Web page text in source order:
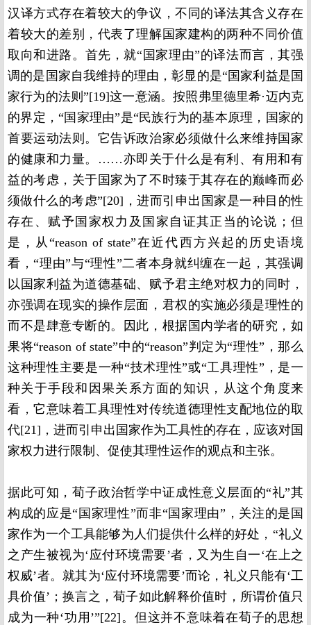
汉译方式存在着较大的争议，不同的译法其含义存在
着较大的差别，代表了理解国家建构的两种不同价值
取向和进路。首先，就“国家理由”的译法而言，其强
调的是国家自我维持的理由，彰显的是“国家利益是国
家行为的法则”[19]这一意涵。按照弗里德里希·迈内克
的界定，“国家理由”是“民族行为的基本原理，国家的
首要运动法则。它告诉政治家必须做什么来维持国家
的健康和力量。……亦即关于什么是有利、有用和有
益的考虑，关于国家为了不时臻于其存在的巅峰而必
须做什么的考虑”[20]，进而引申出国家是一种目的性
存在、赋予国家权力及国家自证其正当的论说；但
是，从“reason of state”在近代西方兴起的历史语境
看，“理由”与“理性”二者本身就纠缠在一起，其强调
以国家利益为道德基础、赋予君主绝对权力的同时，
亦强调在现实的操作层面，君权的实施必须是理性的
而不是肆意专断的。因此，根据国内学者的研究，如
果将“reason of state”中的“reason”判定为“理性”，那么
这种理性主要是一种“技术理性”或“工具理性”，是一
种关于手段和因果关系方面的知识，从这个角度来
看，它意味着工具理性对传统道德理性支配地位的取
代[21]，进而引申出国家作为工具性的存在，应该对国
家权力进行限制、促使其理性运作的观点和主张。
据此可知，荀子政治哲学中证成性意义层面的“礼”其
构成的应是“国家理性”而非“国家理由”，关注的是国
家作为一个工具能够为人们提供什么样的好处，“礼义
之产生被视为‘应付环境需要’者，又为生自一‘在上之
权威’者。就其为‘应付环境需要’而论，礼义只能有‘工
具价值’；换言之，荀子如此解释价值时，所谓价值只
成为一种‘功用’”[22]。但这并不意味着在荀子的思想